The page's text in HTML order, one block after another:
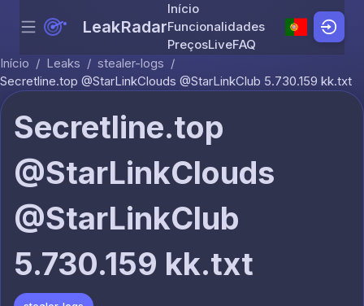
Skip to content
Menu LeakRadar
Início
Funcionalidades
PreçosLiveFAQ
Início / Leaks / stealer-logs /
Secretline.top @StarLinkClouds @StarLinkClub 5.730.159 kk.txt
Secretline.top
@StarLinkClouds
@StarLinkClub
5.730.159 kk.txt